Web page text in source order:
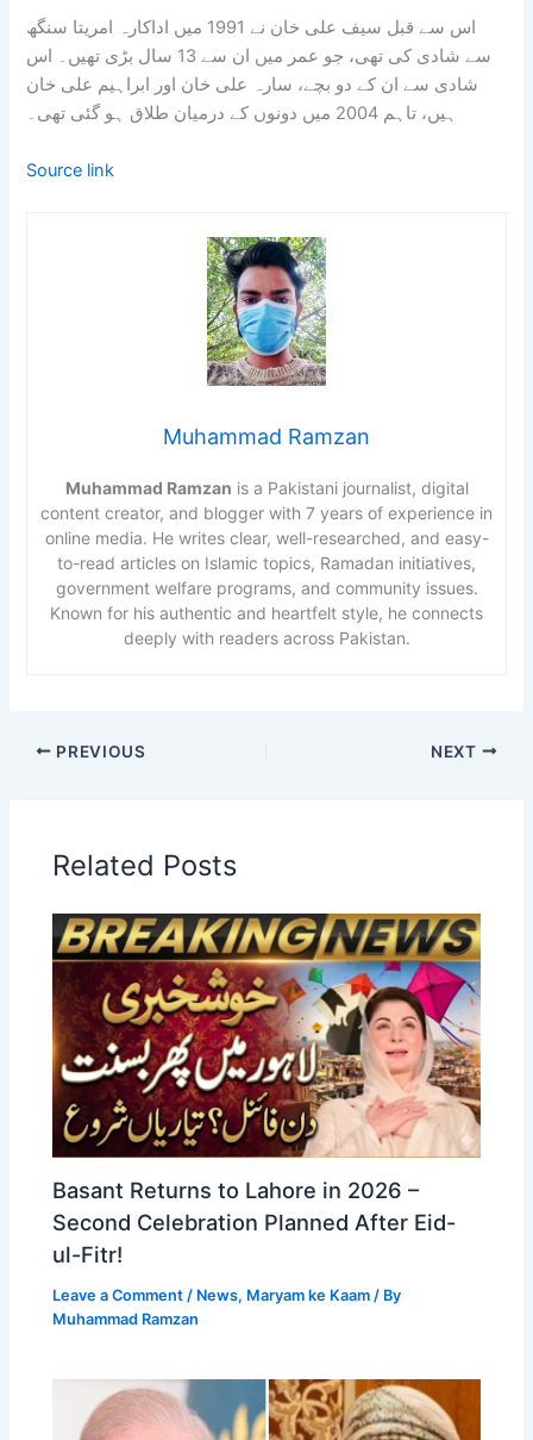
اس سے قبل سیف علی خان نے 1991 میں اداکارہ امریتا سنگھ
سے شادی کی تھی، جو عمر میں ان سے 13 سال بڑی تھیں۔ اس
شادی سے ان کے دو بچے، سارہ علی خان اور ابراہیم علی خان
ہیں، تاہم 2004 میں دونوں کے درمیان طلاق ہو گئی تھی۔
Source link
Muhammad Ramzan
Muhammad Ramzan is a Pakistani journalist, digital
content creator, and blogger with 7 years of experience in
online media. He writes clear, well-researched, and easy-
to-read articles on Islamic topics, Ramadan initiatives,
government welfare programs, and community issues.
Known for his authentic and heartfelt style, he connects
deeply with readers across Pakistan.
PREVIOUS NEXT
Related Posts
Basant Returns to Lahore in 2026 –
Second Celebration Planned After Eid-
ul-Fitr!
Leave a Comment / News, Maryam ke Kaam / By
Muhammad Ramzan